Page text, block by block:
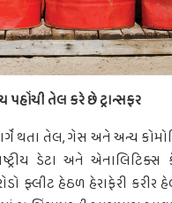
પહોંચી તેલ કરે છે ટ્રાન્સફર
થતા તેલ, ગેસ અને અન્ય
ડેટા અને એનાલિટિક્સ
ફ્લીટ હેઠળ હેરાફેરી કરીર